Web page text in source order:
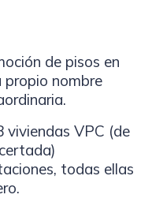
de pisos en
propio nombre
viviendas VPC (de
todas ellas